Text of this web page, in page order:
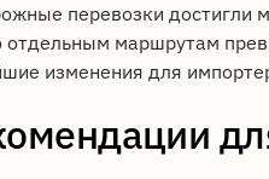
перевозки достигли
отдельным маршрутам
изменения для